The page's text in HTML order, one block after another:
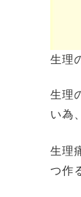
生理
生理
い為
生理
つ作